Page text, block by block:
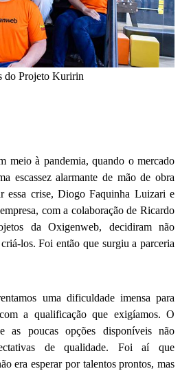
do Projeto Kuririn
meio à pandemia, quando o mercado
escassez alarmante de mão de obra
essa crise, Diogo Faquinha Luizari e
com a colaboração de Ricardo
da Oxigenweb, decidiram não
los. Foi então que surgiu a parceria
uma dificuldade imensa para
a qualificação que exigíamos. O
as poucas opções disponíveis não
de qualidade. Foi aí que
era esperar por talentos prontos, mas